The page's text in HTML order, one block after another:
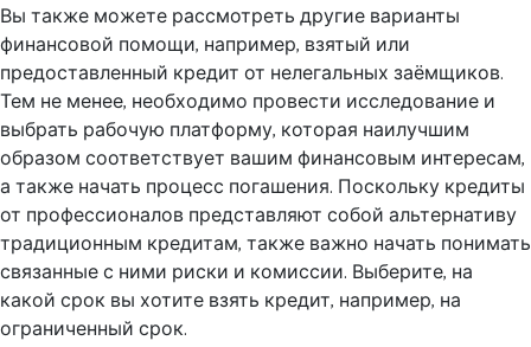
Вы также можете рассмотреть другие варианты
финансовой помощи, например, взятый или
предоставленный кредит от нелегальных заёмщиков.
Тем не менее, необходимо провести исследование и
выбрать рабочую платформу, которая наилучшим
образом соответствует вашим финансовым интересам,
а также начать процесс погашения. Поскольку кредиты
от профессионалов представляют собой альтернативу
традиционным кредитам, также важно начать понимать
связанные с ними риски и комиссии. Выберите, на
какой срок вы хотите взять кредит, например, на
ограниченный срок.